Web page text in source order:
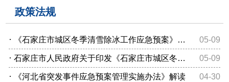
政策法规
· 《石家庄市城区冬季清雪除冰工作应急预案》解读 05-09
· 石家庄市人民政府关于印发《石家庄市城区冬季融雪清雪工作应急预... 05-09
· 《河北省突发事件应急预案管理实施办法》解读 04-30